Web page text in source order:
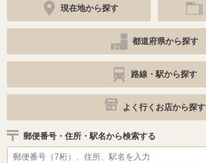
現在地から探す
都道府県から探す
路線・駅から探す
よく行くお店から探す
郵便番号・住所・駅名から検索する